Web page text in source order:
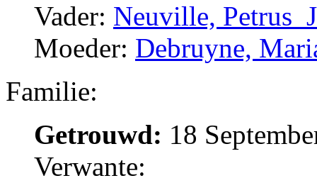
Vader: Neuville,
Moeder: Debruyne,
Familie:
Getrouwd: 18
Verwante: